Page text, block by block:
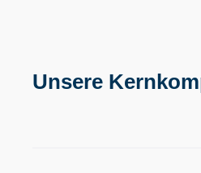
Unsere